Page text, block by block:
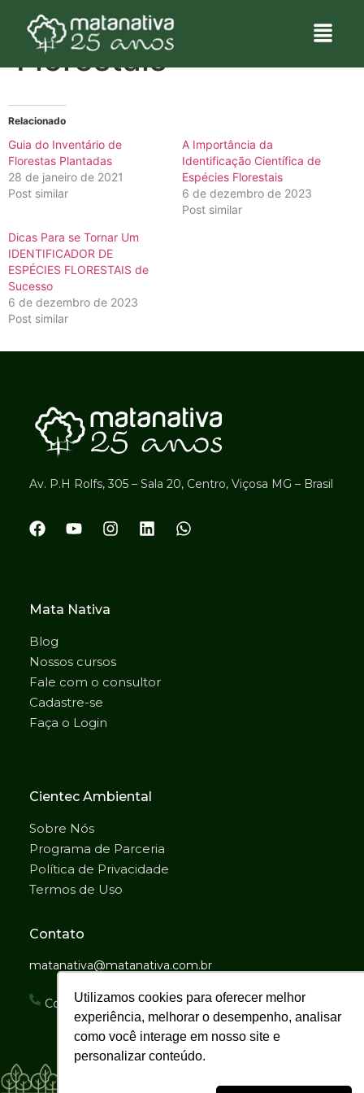
Utilizamos cookies para oferecer melhor
experiência, melhorar o desempenho, analisar
como você interage em nosso site e
personalizar conteúdo.
Dicionário de Termos
Florestais
Relacionado
Guia do Inventário de
Florestas Plantadas
28 de janeiro de 2021
Post similar
A Importância da
Identificação Científica de
Espécies Florestais
6 de dezembro de 2023
Post similar
Dicas Para se Tornar Um
IDENTIFICADOR DE
ESPÉCIES FLORESTAIS de
Sucesso
6 de dezembro de 2023
Post similar
Av. P.H Rolfs, 305 – Sala 20, Centro, Viçosa MG – Brasil
Mata Nativa
Blog
Nossos cursos
Fale com o consultor
Cadastre-se
Faça o Login
Cientec Ambiental
Sobre Nós
Programa de Parceria
Política de Privacidade
Termos de Uso
Contato
matanativa@matanativa.com.br
Comercial: (31)98893-1366